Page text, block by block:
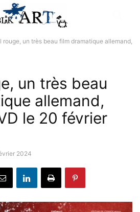
rouge, un très beau film dramatique allemand,
un très beau
allemand,
le 20 février
2024